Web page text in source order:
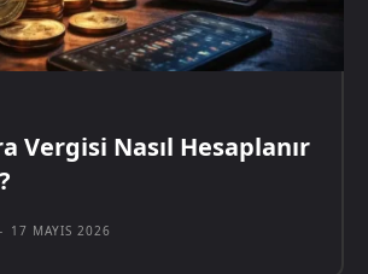
Vergisi Nasıl Hesaplanır
- 17 MAYIS 2026